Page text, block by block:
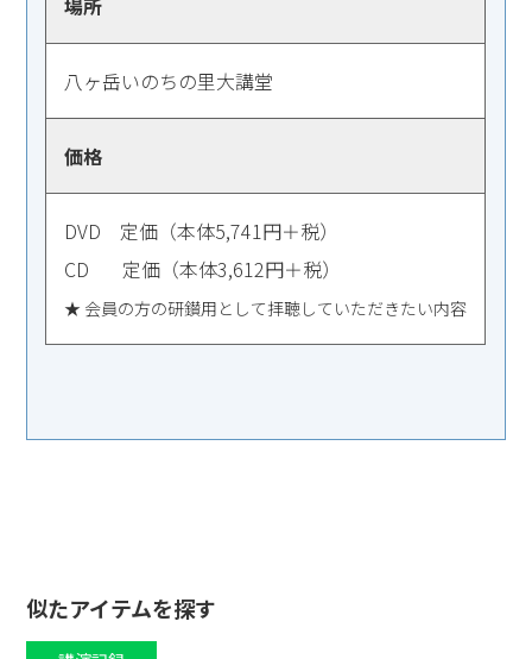
場所
八ヶ岳いのちの里大講堂
価格
DVD 定価（本体5,741円＋税）
CD 定価（本体3,612円＋税）
★ 会員の方の研鑚用として拝聴していただきたい内容
似たアイテムを探す